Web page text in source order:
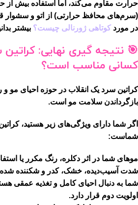
حرارت مقاوم می‌کند، اما استفاده بیش از
(سرم‌های محافظ حرارتی) از اتو و سشوار
در مورد کوتاهی ژورنالی چیست؟ بیشتر
🎯 نتیجه گیری نهایی: کراتین
کسانی مناسب است؟
کراتین سرد یک انقلاب در حوزه احیای مو
بازگرداندن سلامت مو است.
اگر شما دارای ویژگی‌های زیر هستید،
شماست:
موهای شما در اثر دکلره، رنگ مکرر یا
شدت آسیب‌دیده، خشک، کدر و شکننده
شما به دنبال احیای کامل و تغذیه عمقی
اولویت دوم قرار دارد.